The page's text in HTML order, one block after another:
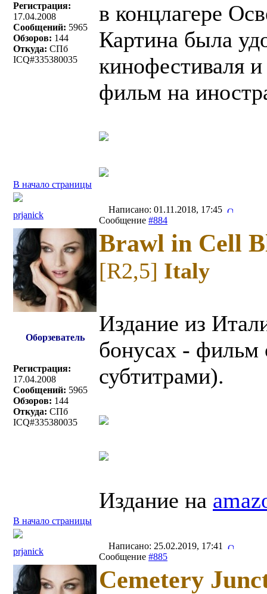
Регистрация:
17.04.2008
Сообщений: 5965
Обзоров: 144
Откуда: СПб
ICQ#335380035
в концлагере
Картина была
кинофестиваля
фильм на
В начало страницы
prjanick
Написано: 01.11.2018, 17:45
Сообщение #884
Оборзеватель
Регистрация:
17.04.2008
Сообщений: 5965
Обзоров: 144
Откуда: СПб
ICQ#335380035
Brawl in Cell
[R2,5] Italy
Издание из
бонусах - фильм
субтитрами).
Издание на
В начало страницы
prjanick
Написано: 25.02.2019, 17:41
Сообщение #885
Cemetery